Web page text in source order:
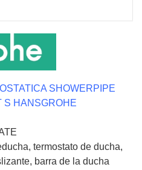
SHOWERPIPE
S HANSGROHE
termostato de ducha,
barra de la ducha